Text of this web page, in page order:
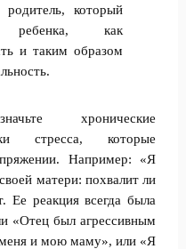
который
ребенка, как
и таким образом
хронические
стресса, которые
Например: «Я
матери: похвалит ли
Ее реакция всегда была
«Отец был агрессивным
меня и мою маму», или «Я